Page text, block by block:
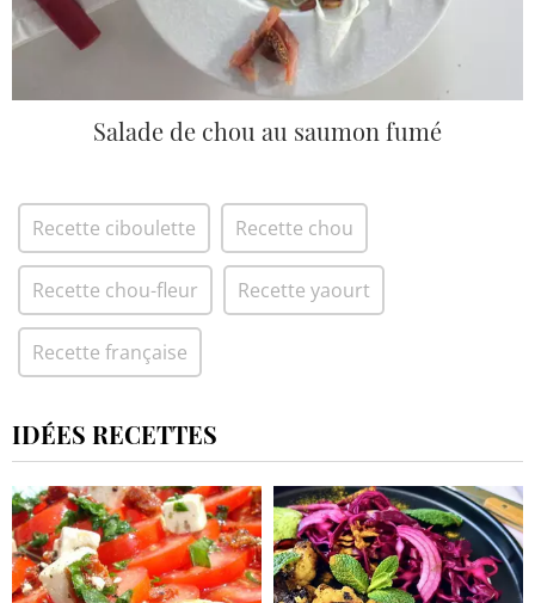
Salade de chou au saumon fumé
Recette ciboulette Recette chou
Recette chou-fleur Recette yaourt
Recette française
IDÉES RECETTES